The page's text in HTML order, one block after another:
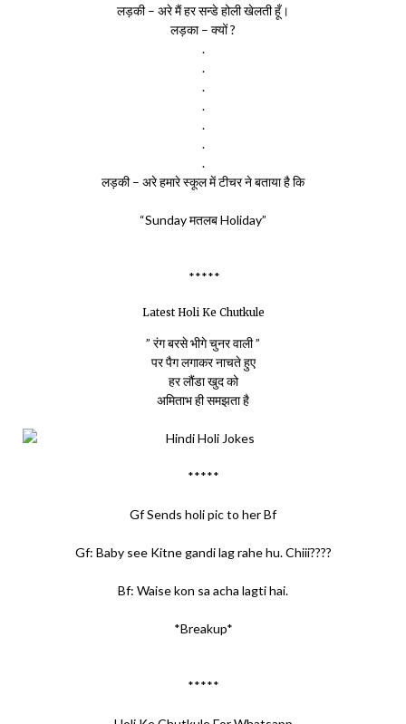
लड़की – अरे मैं हर सन्डे होली खेलती हूँ।
लड़का – क्यों ?
.
.
.
.
.
.
.
लड़की – अरे हमारे स्कूल में टीचर ने बताया है कि
“Sunday मतलब Holiday”
*****
Latest Holi Ke Chutkule
” रंग बरसे भीगे चुनर वाली ”
पर पैग लगाकर नाचते हुए
हर लौंडा खुद को
अमिताभ ही समझता है
*****
Gf Sends holi pic to her Bf
Gf: Baby see Kitne gandi lag rahe hu. Chiii????
Bf: Waise kon sa acha lagti hai.
*Breakup*
*****